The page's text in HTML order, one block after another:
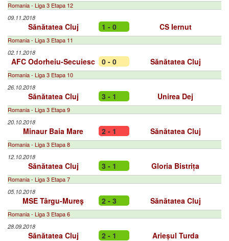
Romania - Liga 3 Etapa 12
09.11.2018
Sănătatea Cluj 1 - 0 CS Iernut
Romania - Liga 3 Etapa 11
02.11.2018
AFC Odorheiu-Secuiesc 0 - 0 Sănătatea Cluj
Romania - Liga 3 Etapa 10
26.10.2018
Sănătatea Cluj 3 - 1 Unirea Dej
Romania - Liga 3 Etapa 9
20.10.2018
Minaur Baia Mare 2 - 1 Sănătatea Cluj
Romania - Liga 3 Etapa 8
12.10.2018
Sănătatea Cluj 3 - 1 Gloria Bistrița
Romania - Liga 3 Etapa 7
05.10.2018
MSE Târgu-Mureş 2 - 3 Sănătatea Cluj
Romania - Liga 3 Etapa 6
28.09.2018
Sănătatea Cluj 2 - 1 Arieșul Turda